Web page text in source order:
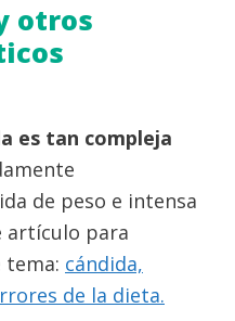
otros
es tan compleja
de peso e intensa
artículo para
tema: cándida,
de la dieta.